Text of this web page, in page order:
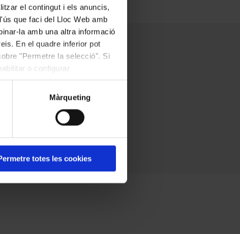
el contingut i els anuncis,
que faci del Lloc Web amb
la amb una altra informació
En el quadre inferior pot
"Permetre la selecció". Si
o configurar
Màrqueting
totes les cookies